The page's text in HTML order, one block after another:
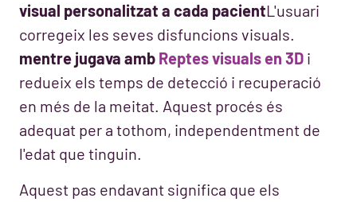
visual personalitzat a cada pacientL'usuari
corregeix les seves disfuncions visuals.
mentre jugava amb Reptes visuals en 3D i
redueix els temps de detecció i recuperació
en més de la meitat. Aquest procés és
adequat per a tothom, independentment de
l'edat que tinguin.
Aquest pas endavant significa que els